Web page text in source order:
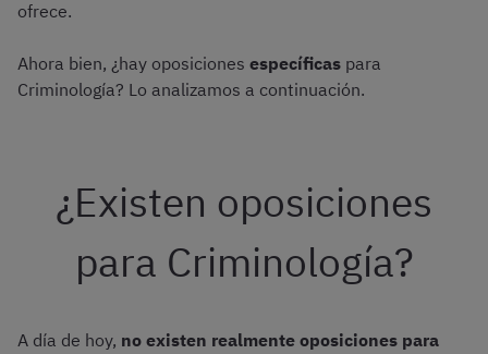
ofrece.
Ahora bien, ¿hay oposiciones específicas para
Criminología? Lo analizamos a continuación.
¿Existen oposiciones
para Criminología?
A día de hoy, no existen realmente oposiciones para